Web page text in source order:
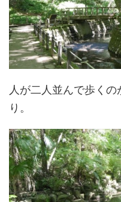
人が二人並んで歩く
り。